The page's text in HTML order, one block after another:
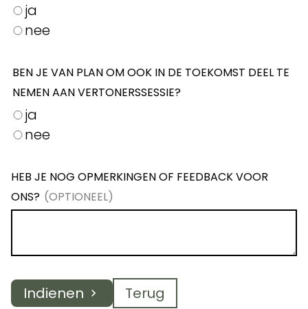
ja
nee
BEN JE VAN PLAN OM OOK IN DE TOEKOMST DEEL TE
NEMEN AAN VERTONERSSESSIE?
ja
nee
HEB JE NOG OPMERKINGEN OF FEEDBACK VOOR
ONS?
Indienen Terug